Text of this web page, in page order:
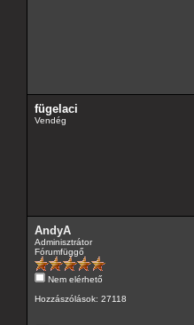
fügelaci
Vendég
AndyA
Adminisztrátor
Fórumfüggő
Nem elérhető
Hozzászólások: 27118